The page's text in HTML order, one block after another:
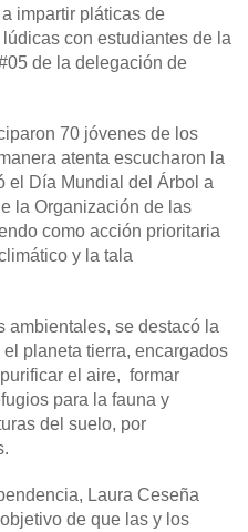
impartir pláticas de
con estudiantes de la
de la delegación de
70 jóvenes de los
atenta escucharon la
el Día Mundial del Árbol a
la Organización de las
como acción prioritaria
y la tala
ambientales, se destacó la
planeta tierra, encargados
el aire, formar
para la fauna y
del suelo, por
Laura Ceseña
de que las y los